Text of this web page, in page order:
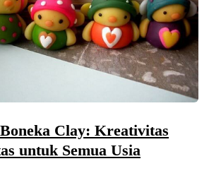
Clay: Kreativitas
untuk Semua Usia